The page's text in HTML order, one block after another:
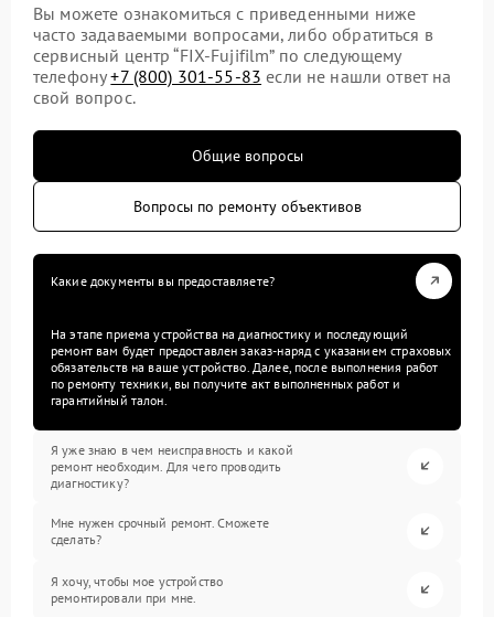
Вы можете ознакомиться с приведенными ниже
часто задаваемыми вопросами, либо обратиться в
сервисный центр “FIX-Fujifilm” по следующему
телефону+7 (800) 301-55-83 если не нашли ответ на
свой вопрос.
Общие вопросы
Вопросы по ремонту объективов
Какие документы вы предоставляете?
На этапе приема устройства на диагностику и последующий
ремонт вам будет предоставлен заказ-наряд с указанием страховых
обязательств на ваше устройство. Далее, после выполнения работ
по ремонту техники, вы получите акт выполненных работ и
гарантийный талон.
Я уже знаю в чем неисправность и какой
ремонт необходим. Для чего проводить
диагностику?
Мне нужен срочный ремонт. Сможете
сделать?
Я хочу, чтобы мое устройство
ремонтировали при мне.